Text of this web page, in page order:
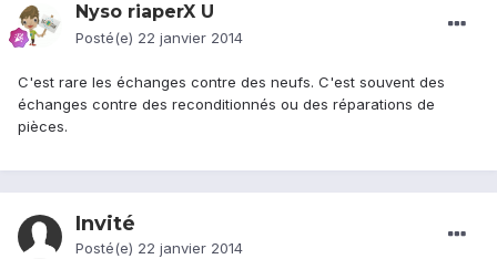
Nyso riaperX U
Posté(e) 22 janvier 2014
C'est rare les échanges contre des neufs. C'est souvent des
échanges contre des reconditionnés ou des réparations de
pièces.
Invité
Posté(e) 22 janvier 2014